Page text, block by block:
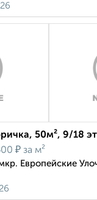
50м², 9/18
₽ за м²
Европейские